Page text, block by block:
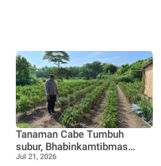
Tanaman Cabe Tumbuh
subur, Bhabinkamtibmas
Tanjung Punak lakukan
Jul 21, 2026